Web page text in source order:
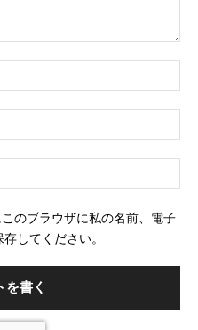
前
メ
ー
ェ
のブラウザに私の名前、電子
してください。